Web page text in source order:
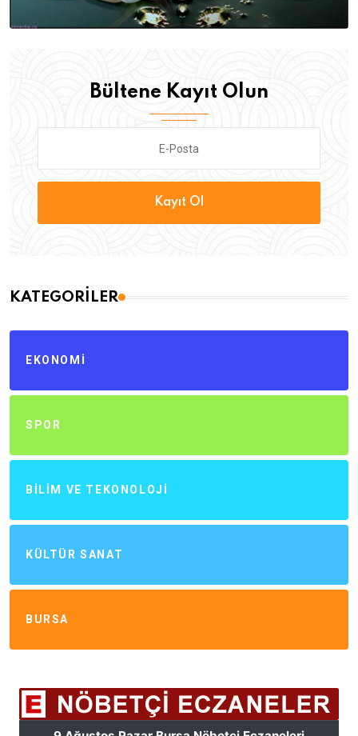
Bültene Kayıt Olun
Kayıt Ol
KATEGORILER
EKONOMI
SPOR
BILIM VE TEKONOLOJI
KÜLTÜR SANAT
BURSA